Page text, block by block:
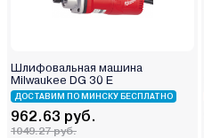
Шлифовальная машина
Milwaukee DG 30 E
ДОСТАВИМ ПО МИНСКУ БЕСПЛАТНО
962.63 руб.
1049.27 руб.